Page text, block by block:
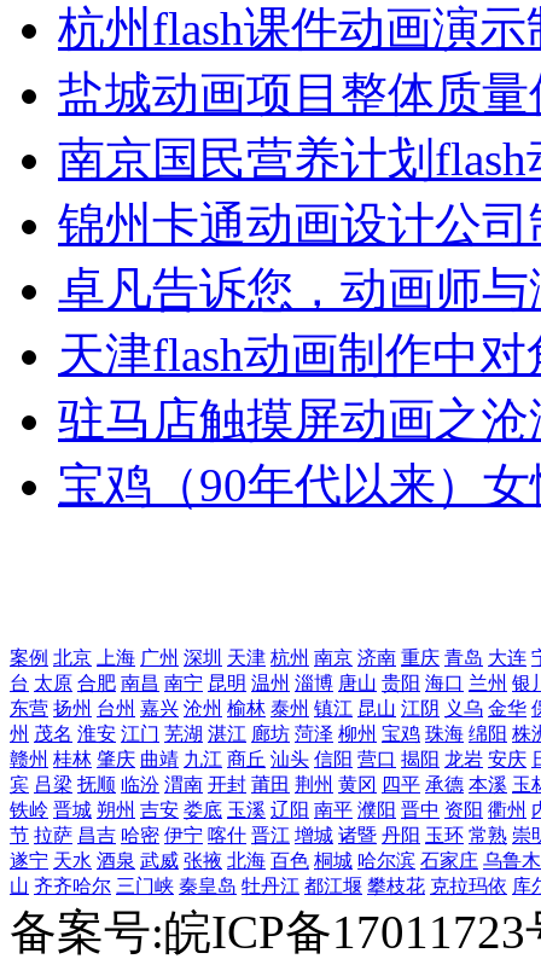
杭州flash课件动画演
盐城动画项目整体质
南京国民营养计划
锦州卡通动画设计公
卓凡告诉您，动画师
天津flash动画制作中
驻马店触摸屏动画之
宝鸡（90年代以来）
案例 北京 上海 广州 深圳 天津 杭州 南京 济南 重庆 青岛 大连
台 太原 合肥 南昌 南宁 昆明 温州 淄博 唐山 贵阳 海口 兰州 银
东营 扬州 台州 嘉兴 沧州 榆林 泰州 镇江 昆山 江阴 义乌 金华
州 茂名 淮安 江门 芜湖 湛江 廊坊 菏泽 柳州 宝鸡 珠海 绵阳 株
赣州 桂林 肇庆 曲靖 九江 商丘 汕头 信阳 营口 揭阳 龙岩 安庆
宾 吕梁 抚顺 临汾 渭南 开封 莆田 荆州 黄冈 四平 承德 本溪 玉
铁岭 晋城 朔州 吉安 娄底 玉溪 辽阳 南平 濮阳 晋中 资阳 衢州
节 拉萨 昌吉 哈密 伊宁 喀什 晋江 增城 诸暨 丹阳 玉环 常熟 崇
遂宁 天水 酒泉 武威 张掖 北海 百色 桐城 哈尔滨 石家庄 乌鲁
山 齐齐哈尔 三门峡 秦皇岛 牡丹江 都江堰 攀枝花 克拉玛依 库
备案号:皖ICP备